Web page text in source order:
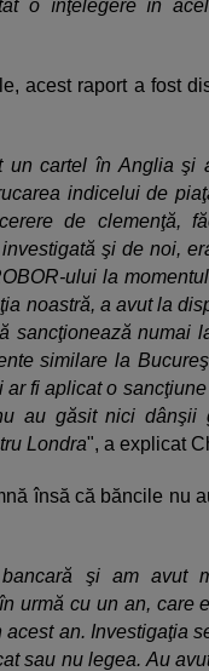
o înţelegere în
acest raport a fost
un cartel în Anglia şi
indicelui de
de clemenţă,
şi de noi,
ului la
noastră, a avut la
sancţionează numai
similare la
ar fi aplicat o
au găsit nici dânşii
Londra", a explicat
însă că băncile nu
şi am avut
urmă cu un an, care
an. Investigaţia
sau nu legea. Au